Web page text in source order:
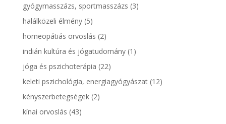
gyógymasszázs, sportmasszázs (3)
halálközeli élmény(5)
homeopátiás orvoslás (2)
indián kultúra és jógatudomány(1)
jóga és pszichoterápia (22)
keleti pszichológia, energiagyógyászat(12)
kényszerbetegségek(2)
kínai orvoslás (43)